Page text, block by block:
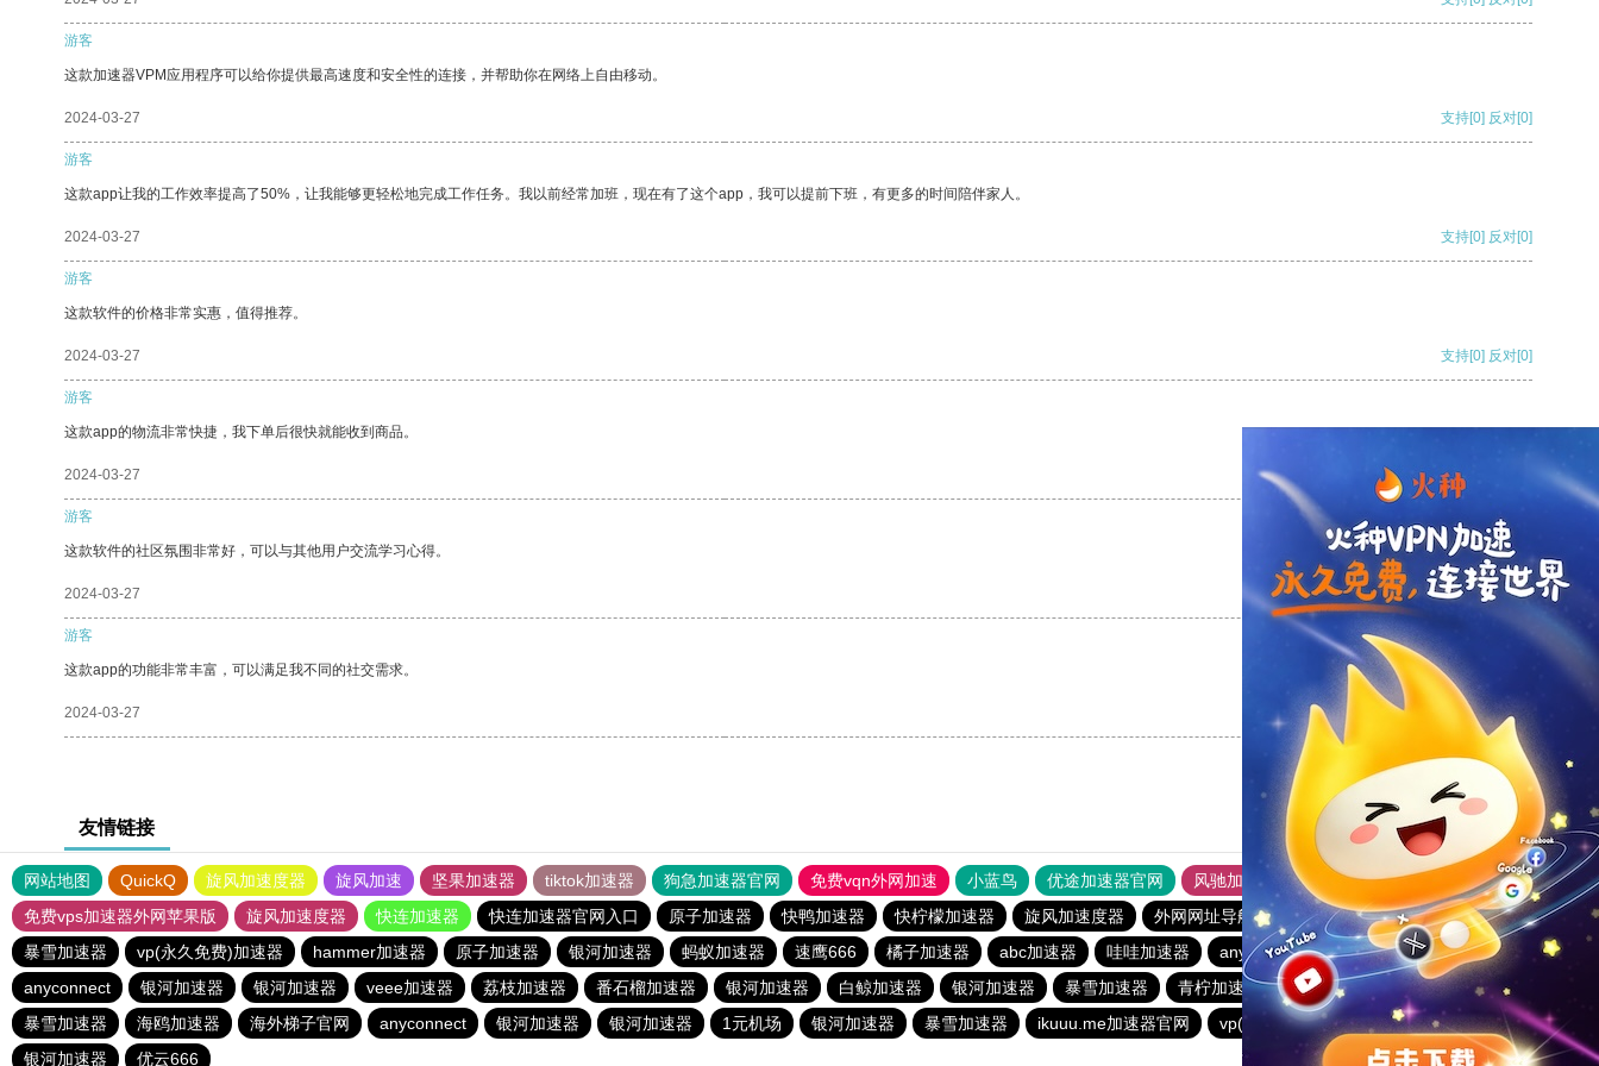
游客
这款加速器VPM应用程序可以给你提供最高速度和安全性的连接，并帮助你在网络上自由移动。
2024-03-27 支持[0] 反对[0]
游客
这款app让我的工作效率提高了50%，让我能够更轻松地完成工作任务。我以前经常加班，现在有了这个app，我可以提前下班，有更多的时间陪伴家人。
2024-03-27 支持[0] 反对[0]
游客
这款软件的价格非常实惠，值得推荐。
2024-03-27 支持[0] 反对[0]
游客
这款app的物流非常快捷，我下单后很快就能收到商品。
2024-03-27 支持
游客
这款软件的社区氛围非常好，可以与其他用户交流学习心得。
2024-03-27 支持[0] 反对[0]
游客
这款app的功能非常丰富，可以满足我不同的社交需求。
2024-03-27 支持[0] 反对[0]
友情链接
网站地图 QuickQ 旋风加速度器 旋风加速 坚果加速器 tiktok加速器 狗急加速器官网 免费vqn外网加速 小蓝鸟 优途加速器官网 风驰加速器
旋风加速器
免费vps加速器外网苹果版
旋风加速度器 快连加速器 快连加速器官网入口 原子加速器 快鸭加速器 快柠檬加速器 旋风加速度器 外网网址导航 软件中心
免费海外pvn加速器
暴雪加速器
vp(永久免费)加速器 hammer加速器 原子加速器 银河加速器 蚂蚁加速器 速鹰666 橘子加速器 abc加速器 哇哇加速器 anyconnect 银河加速器
银河加速器
anyconnect
银河加速器 银河加速器 veee加速器 荔枝加速器 番石榴加速器 银河加速器 白鲸加速器 银河加速器 暴雪加速器 青柠加速器 纵云梯加速器
anyconnect
暴雪加速器
海鸥加速器 海外梯子官网 anyconnect 银河加速器 银河加速器 1元机场 银河加速器 暴雪加速器 ikuuu.me加速器官网 vp(永久免费)加速器
vp(永久免费)加速器
银河加速器
优云666